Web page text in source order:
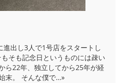
出し3人で1号店をスタートし
そも記念日というものには疎い
ら22年、独立してから25年が経
末。 そんな僕で…»